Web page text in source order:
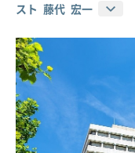
スト 藤代 宏一